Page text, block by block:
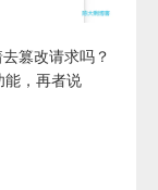
篡改请求吗？
能，再者说